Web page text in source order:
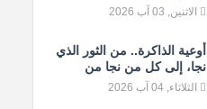
الاثنين, 03 آب 2026
أوعية الذاكرة.. من الثور الذي
نجا، إلى كل من نجا من
النسيان
الثلاثاء, 04 آب 2026